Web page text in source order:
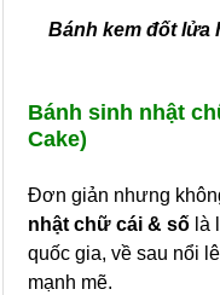
Bánh kem đốt lửa
Bánh sinh nhật
Cake)
Đơn giản nhưng
nhật chữ cái & số là
quốc gia, về sau nổi
mạnh mẽ.